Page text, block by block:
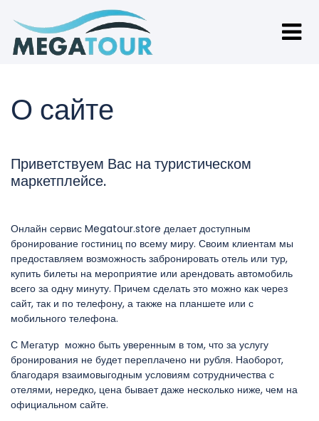
О сайте
Приветствуем Вас на туристическом
маркетплейсе.
Онлайн сервис Megatour.store делает доступным
бронирование гостиниц по всему миру. Своим клиентам мы
предоставляем возможность забронировать отель или тур,
купить билеты на мероприятие или арендовать автомобиль
всего за одну минуту. Причем сделать это можно как через
сайт, так и по телефону, а также на планшете или с
мобильного телефона.
С Мегатур можно быть уверенным в том, что за услугу
бронирования не будет переплачено ни рубля. Наоборот,
благодаря взаимовыгодным условиям сотрудничества с
отелями, нередко, цена бывает даже несколько ниже, чем на
официальном сайте.